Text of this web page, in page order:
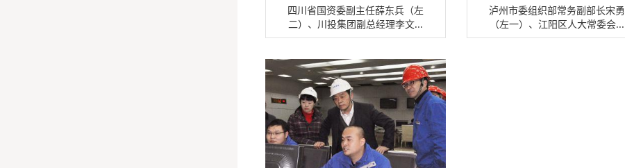
四川省国资委副主任薛东兵（左
二）、川投集团副总经理李文...
泸州市委组织部常务副部长宋勇
（左一）、江阳区人大常委会...